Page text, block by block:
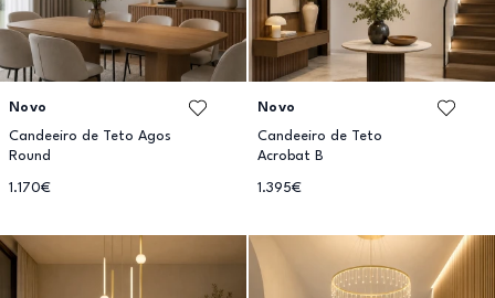
Novo
Candeeiro de Teto Agos
Round
1.170€
Novo
Candeeiro de Teto
Acrobat B
1.395€